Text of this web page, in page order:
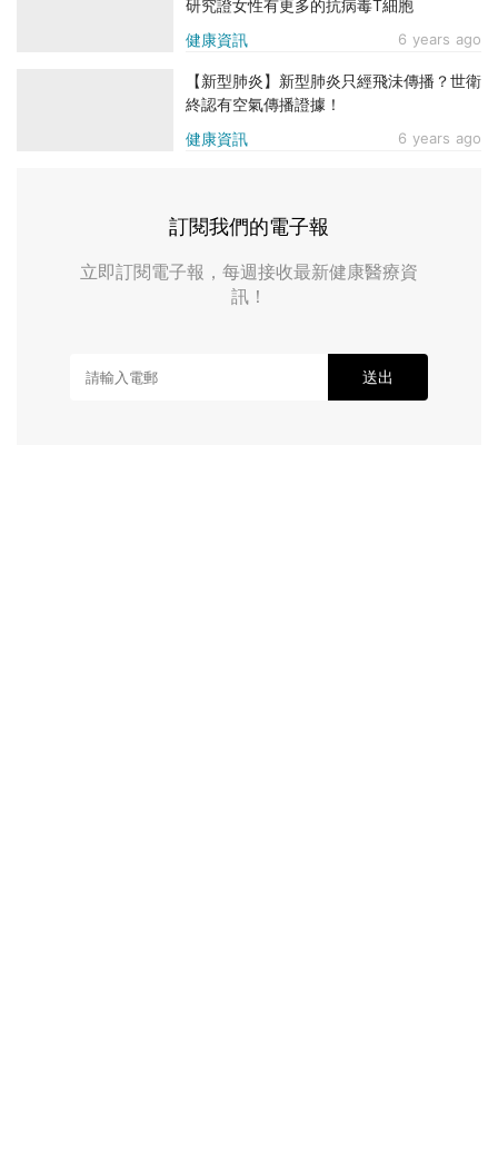
健康資訊 6 years ago
研究證女性有更多的抗病毒T細胞
健康資訊 6 years ago
【新型肺炎】新型肺炎只經飛沬傳播？世衛
終認有空氣傳播證據！
訂閱我們的電子報
立即訂閱電子報，每週接收最新健康醫療資
訊！
送出